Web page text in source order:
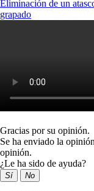
Eliminación de un
grapado
Gracias por su opinión.
Se ha enviado la
opinión.
¿Le ha sido de ayuda?
Sí No